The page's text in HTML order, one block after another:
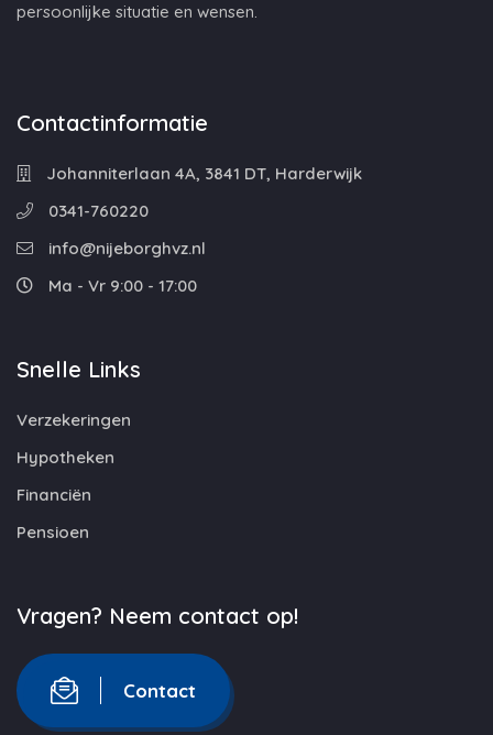
persoonlijke situatie en wensen.
Contactinformatie
Johanniterlaan 4A, 3841 DT, Harderwijk
0341-760220
info@nijeborghvz.nl
Ma - Vr 9:00 - 17:00
Snelle Links
Verzekeringen
Hypotheken
Financiën
Pensioen
Vragen? Neem contact op!
Contact